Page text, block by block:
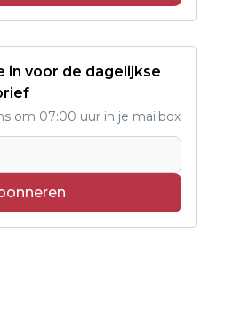
in voor de dagelijkse
om 07:00 uur in je mailbox